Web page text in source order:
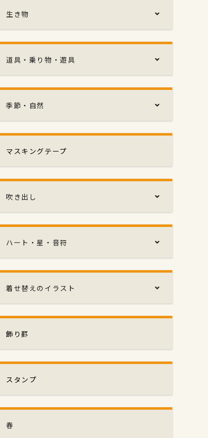
生き物
道具・乗り物・遊具
季節・自然
マスキングテープ
吹き出し
ハート・星・音符
着せ替えのイラスト
飾り罫
スタンプ
春